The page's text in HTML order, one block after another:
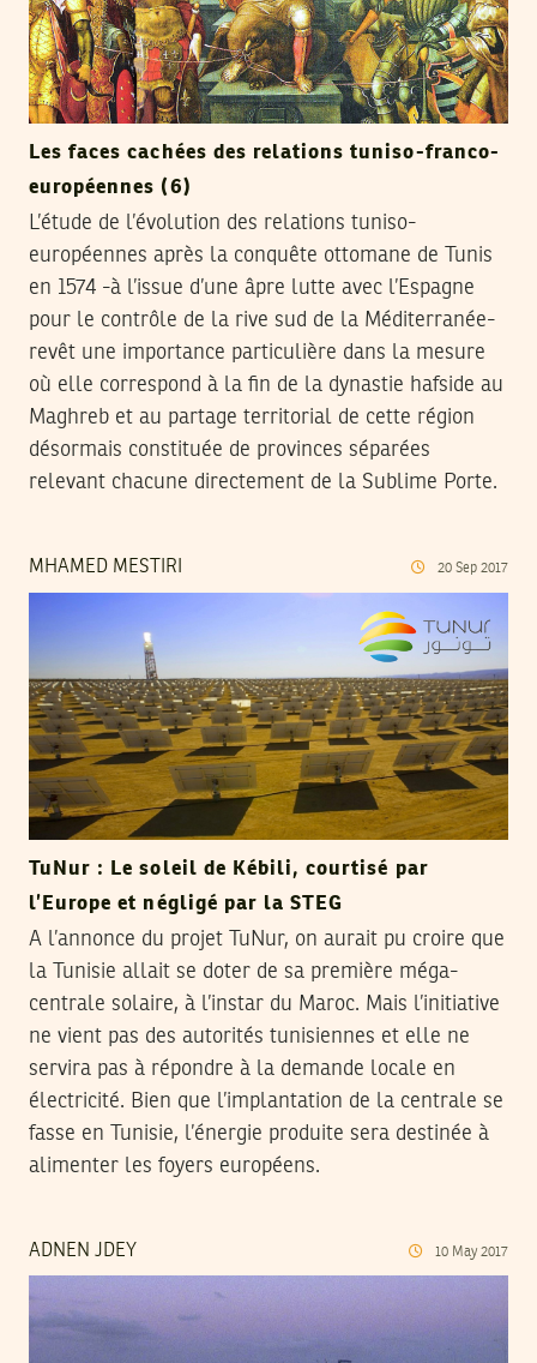
Les faces cachées des relations tuniso-franco-
européennes (6)
L’étude de l’évolution des relations tuniso-
européennes après la conquête ottomane de Tunis
en 1574 -à l’issue d’une âpre lutte avec l’Espagne
pour le contrôle de la rive sud de la Méditerranée-
revêt une importance particulière dans la mesure
où elle correspond à la fin de la dynastie hafside au
Maghreb et au partage territorial de cette région
désormais constituée de provinces séparées
relevant chacune directement de la Sublime Porte.
MHAMED MESTIRI 20 Sep 2017
TuNur : Le soleil de Kébili, courtisé par
l’Europe et négligé par la STEG
A l’annonce du projet TuNur, on aurait pu croire que
la Tunisie allait se doter de sa première méga-
centrale solaire, à l’instar du Maroc. Mais l’initiative
ne vient pas des autorités tunisiennes et elle ne
servira pas à répondre à la demande locale en
électricité. Bien que l’implantation de la centrale se
fasse en Tunisie, l’énergie produite sera destinée à
alimenter les foyers européens.
ADNEN JDEY 10 May 2017